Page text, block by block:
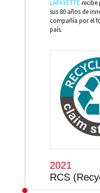
LAFAYETTE
sus 80 años de
compañía por el
país.
2021
RCS